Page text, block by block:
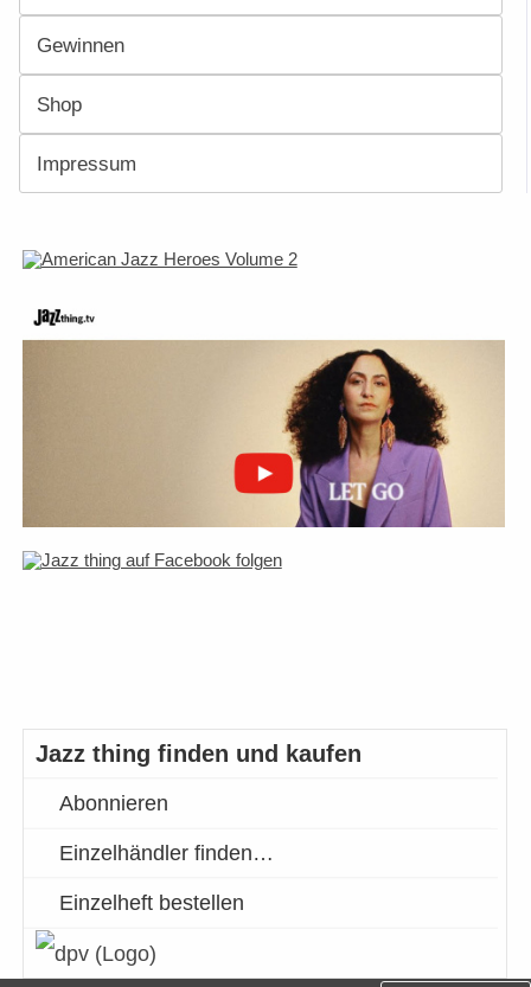
Gewinnen
Shop
Impressum
Jazz thing finden und kaufen
Abonnieren
Einzelhändler finden…
Einzelheft bestellen